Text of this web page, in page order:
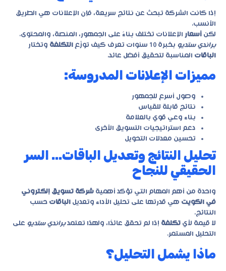
إذا كانت الشركة تبحث عن نتائج سريعة، فإن الإعلانات هي الطريق
الأنسب.
لكن أسعار الإعلانات تختلف بناءً على الجمهور، المنصة، والمحتوى.
براندي ستديو بخبرة 10 سنوات تعرف كيف توزّع التكلفة وتختار
الباقات المناسبة لتحقيق أفضل عائد.
مميزات الإعلانات المدروسة:
وصول أسرع للجمهور
نتائج قابلة للقياس
بناء وعي قوي بالعلامة
دعم استراتيجيات التسويق الأخرى
تحسين معدلات التحويل
تحليل النتائج وتعديل الباقات… السر
الحقيقي للنجاح
واحدة من أهم المهام التي تؤكد أهمية شركة تسويق إلكتروني
في الكويت هي قدرتها على تحليل الأداء وتعديل الباقات حسب
النتائج.
لا قيمة لأي تكلفة إذا لم تحقق عائدًا، ولهذا تعتمدبراندي ستديو على
التحليل المستمر.
ماذا يشمل التحليل؟